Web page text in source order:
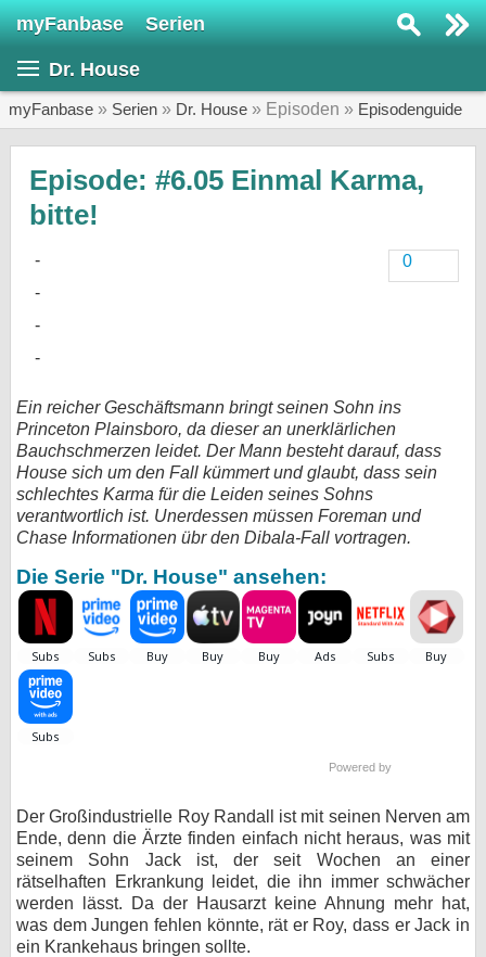
myFanbase Serien
Dr. House
myFanbase » Serien » Dr. House » Episoden » Episodenguide
Episode: #6.05 Einmal Karma,
bitte!
0
Ein reicher Geschäftsmann bringt seinen Sohn ins
Princeton Plainsboro, da dieser an unerklärlichen
Bauchschmerzen leidet. Der Mann besteht darauf, dass
House sich um den Fall kümmert und glaubt, dass sein
schlechtes Karma für die Leiden seines Sohns
verantwortlich ist. Unerdessen müssen Foreman und
Chase Informationen übr den Dibala-Fall vortragen.
Die Serie "Dr. House" ansehen:
Powered by
Der Großindustrielle Roy Randall ist mit seinen Nerven am
Ende, denn die Ärzte finden einfach nicht heraus, was mit
seinem Sohn Jack ist, der seit Wochen an einer
rätselhaften Erkrankung leidet, die ihn immer schwächer
werden lässt. Da der Hausarzt keine Ahnung mehr hat,
was dem Jungen fehlen könnte, rät er Roy, dass er Jack in
ein Krankehaus bringen sollte.
SERIEN
Kolumnen
Gewinnspiele
Forum
bei X
Kontakt
Cookie-Einstellungen
Impressum
Desktop-Ansicht
myFanbase